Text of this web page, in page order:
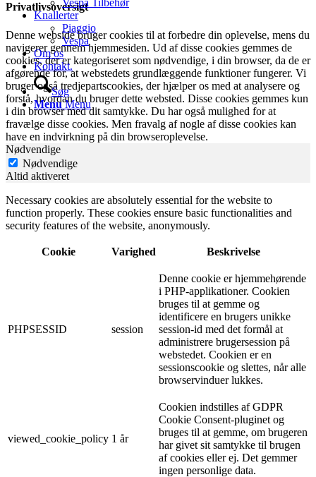
Vespa Tilbehør
Knallerter
Piaggio
Vespa
Om os
Kontakt.
Søg
Menu Menu
Privatlivsoversigt
Denne webside bruger cookies til at forbedre din oplevelse, mens du
navigerer gennem hjemmesiden. Ud af disse cookies gemmes de
cookies, der er kategoriseret som nødvendige, i din browser, da de er
afgørende for, at webstedets grundlæggende funktioner fungerer. Vi
bruger også tredjepartscookies, der hjælper os med at analysere og
forstå, hvordan du bruger dette websted. Disse cookies gemmes kun
i din browser med dit samtykke. Du har også mulighed for at
fravælge disse cookies. Men fravalg af nogle af disse cookies kan
have en indvirkning på din browseroplevelse.
Nødvendige
Nødvendige
Altid aktiveret
Necessary cookies are absolutely essential for the website to
function properly. These cookies ensure basic functionalities and
security features of the website, anonymously.
Cookie Varighed Beskrivelse
PHPSESSID session
Denne cookie er hjemmehørende
i PHP-applikationer. Cookien
bruges til at gemme og
identificere en brugers unikke
session-id med det formål at
administrere brugersession på
webstedet. Cookien er en
sessionscookie og slettes, når alle
browservinduer lukkes.
viewed_cookie_policy 1 år
Cookien indstilles af GDPR
Cookie Consent-pluginet og
bruges til at gemme, om brugeren
har givet sit samtykke til brugen
af ​​cookies eller ej. Det gemmer
ingen personlige data.